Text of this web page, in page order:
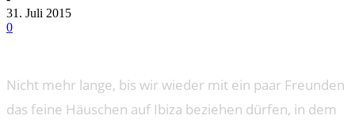
31. Juli 2015
0
Nicht mehr lange, bis wir wieder mit ein paar Freunden
das feine Häuschen auf Ibiza beziehen dürfen, in dem